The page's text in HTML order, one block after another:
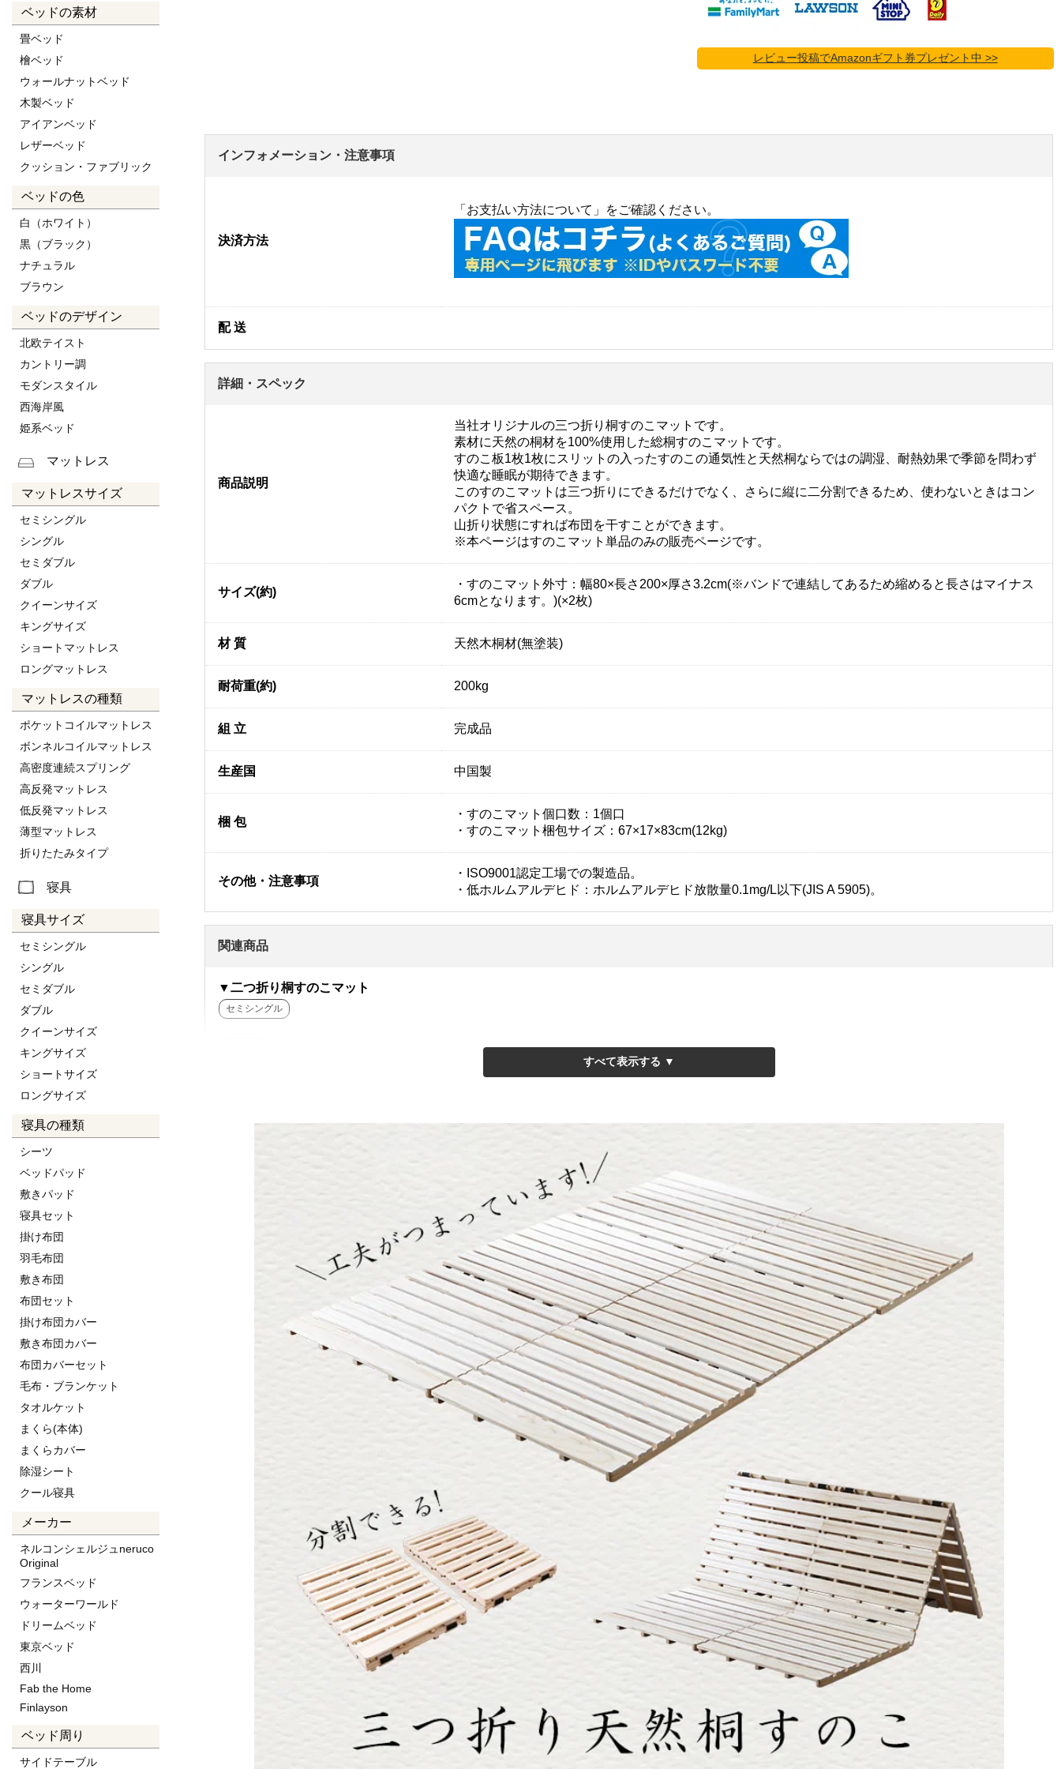
ベッドの素材
畳ベッド
檜ベッド
ウォールナットベッド
木製ベッド
アイアンベッド
レザーベッド
クッション・ファブリック
ベッドの色
白（ホワイト）
黒（ブラック）
ナチュラル
ブラウン
ベッドのデザイン
北欧テイスト
カントリー調
モダンスタイル
西海岸風
姫系ベッド
マットレス
マットレスサイズ
セミシングル
シングル
セミダブル
ダブル
クイーンサイズ
キングサイズ
ショートマットレス
ロングマットレス
マットレスの種類
ポケットコイルマットレス
ボンネルコイルマットレス
高密度連続スプリング
高反発マットレス
低反発マットレス
薄型マットレス
折りたたみタイプ
寝具
寝具サイズ
セミシングル
シングル
セミダブル
ダブル
クイーンサイズ
キングサイズ
ショートサイズ
ロングサイズ
寝具の種類
シーツ
ベッドパッド
敷きパッド
寝具セット
掛け布団
羽毛布団
敷き布団
布団セット
掛け布団カバー
敷き布団カバー
布団カバーセット
毛布・ブランケット
タオルケット
まくら(本体)
まくらカバー
除湿シート
クール寝具
メーカー
ネルコンシェルジュneruco
Original
フランスベッド
ウォーターワールド
ドリームベッド
東京ベッド
西川
Fab the Home
Finlayson
ベッド周り
サイドテーブル
レビュー投稿でAmazonギフト券プレゼント中 >>
インフォメーション・注意事項
決済方法
「お支払い方法について」をご確認ください。
配 送
詳細・スペック
商品説明
当社オリジナルの三つ折り桐すのこマットです。
素材に天然の桐材を100%使用した総桐すのこマットです。
すのこ板1枚1枚にスリットの入ったすのこの通気性と天然桐ならではの調湿、耐熱効果で季節を問わず
快適な睡眠が期待できます。
このすのこマットは三つ折りにできるだけでなく、さらに縦に二分割できるため、使わないときはコン
パクトで省スペース。
山折り状態にすれば布団を干すことができます。
※本ページはすのこマット単品のみの販売ページです。
サイズ(約)
・すのこマット外寸：幅80×長さ200×厚さ3.2cm(※バンドで連結してあるため縮めると長さはマイナス
6cmとなります。)(×2枚)
材 質 天然木桐材(無塗装)
耐荷重(約) 200kg
組 立 完成品
生産国 中国製
梱 包
・すのこマット個口数：1個口
・すのこマット梱包サイズ：67×17×83cm(12kg)
その他・注意事項
・ISO9001認定工場での製造品。
・低ホルムアルデヒド：ホルムアルデヒド放散量0.1mg/L以下(JIS A 5905)。
関連商品
▼二つ折り桐すのこマット
セミシングル
ダブル
シングルショート
▼三つ折り桐すのこマットと三つ折りポケットコイルマットレスとのセット
▼三つ折り桐すのこマットと三つ折りウレタンマットレスとのセット
セミシングルショート
▼三つ折り檜すのこマット単品のみ